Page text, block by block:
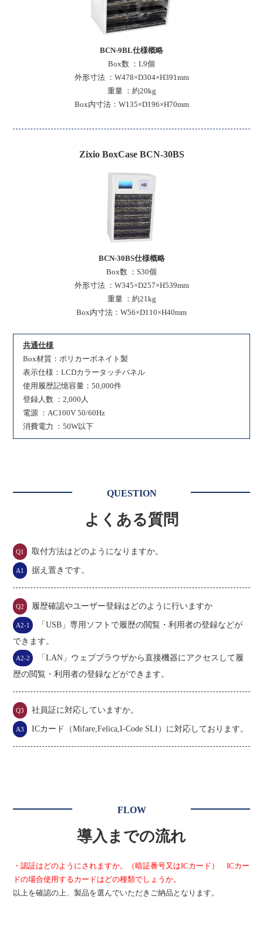
BCN-9BL仕様概略
Box数 ：L9個
外形寸法 ：W478×D304×H391mm
重量 ：約20kg
Box内寸法：W135×D196×H70mm
Zixio BoxCase BCN-30BS
BCN-30BS仕様概略
Box数 ：S30個
外形寸法 ：W345×D257×H539mm
重量 ：約21kg
Box内寸法：W56×D110×H40mm
共通仕様
Box材質：ポリカーボネイト製
表示仕様：LCDカラータッチパネル
使用履歴記憶容量：50,000件
登録人数 ：2,000人
電源 ：AC100V 50/60Hz
消費電力 ：50W以下
QUESTION
よくある質問
Q1 取付方法はどのようになりますか。
A1 据え置きです。
Q2 履歴確認やユーザー登録はどのように行いますか
A2-1
「USB」専用ソフトで履歴の閲覧・利用者の登録などが
できます。
A2-2
「LAN」ウェブブラウザから直接機器にアクセスして履
歴の閲覧・利用者の登録などができます。
Q3 社員証に対応していますか。
A3 ICカード（Mifare,Felica,I-Code SLI）に対応しております。
FLOW
導入までの流れ
・認証はどのようにされますか。（暗証番号又はICカード） ICカー
ドの場合使用するカードはどの種類でしょうか。
以上を確認の上、製品を選んでいただきご納品となります。